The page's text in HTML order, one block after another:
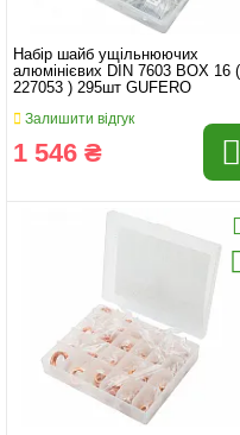
Набір шайб ущільнюючих
алюмінієвих DIN 7603 BOX 16 (
227053 ) 295шт GUFERO
Залишити відгук
1 546 ₴